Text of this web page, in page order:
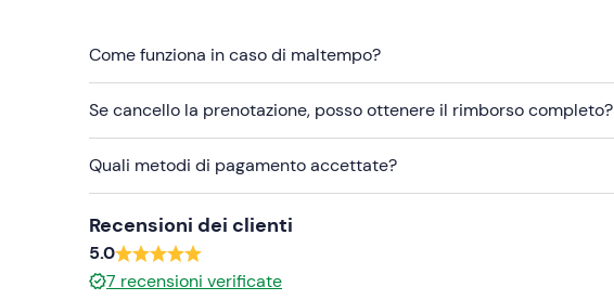
Occhiali da sole
Guanti da neve
Non dimenticare di portare
Documento d'identità
Come funziona in caso di maltempo?
Se cancello la prenotazione, posso ottenere il rimborso completo?
Quali metodi di pagamento accettate?
Recensioni dei clienti
5.0
7 recensioni verificate